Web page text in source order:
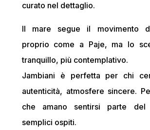
curato nel dettaglio.
Il mare segue il movimento
proprio come a Paje, ma lo
tranquillo, più contemplativo.
Jambiani è perfetta per chi
autenticità, atmosfere sincere.
che amano sentirsi parte del
semplici ospiti.